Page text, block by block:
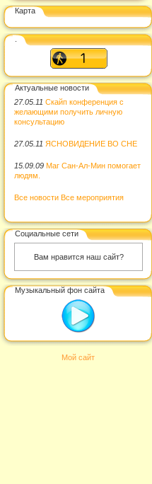
Карта
Актуальные новости
27.05.11 Скайп конференция с
желающими получить личную
консультацию
27.05.11 ЯСНОВИДЕНИЕ ВО СНЕ
15.09.09 Маг Сан-Ал-Мин помогает
людям.
Все новости Все мероприятия
Социальные сети
Вам нравится наш сайт?
Музыкальный фон сайта
Мой сайт